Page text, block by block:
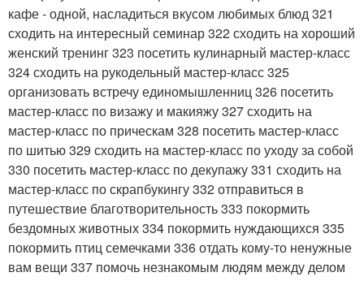
кафе - одной, насладиться вкусом любимых блюд 321
сходить на интересный семинар 322 сходить на хороший
женский тренинг 323 посетить кулинарный мастер-класс
324 сходить на рукодельный мастер-класс 325
организовать встречу единомышленниц 326 посетить
мастер-класс по визажу и макияжу 327 сходить на
мастер-класс по прическам 328 посетить мастер-класс
по шитью 329 сходить на мастер-класс по уходу за собой
330 посетить мастер-класс по декупажу 331 сходить на
мастер-класс по скрапбукингу 332 отправиться в
путешествие благотворительность 333 покормить
бездомных животных 334 покормить нуждающихся 335
покормить птиц семечками 336 отдать кому-то ненужные
вам вещи 337 помочь незнакомым людям между делом